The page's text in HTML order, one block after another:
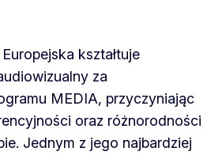
kształtuje
za
MEDIA, przyczyniając
oraz różnorodności
Jednym z jego najbardziej